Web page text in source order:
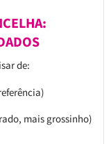
de:
mais grossinho)